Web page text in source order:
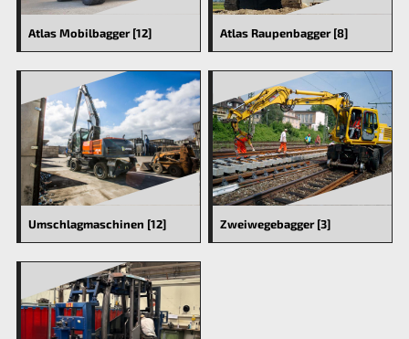
Atlas Mobilbagger [12] Atlas Raupenbagger [8]
Umschlagmaschinen [12] Zweiwegebagger [3]